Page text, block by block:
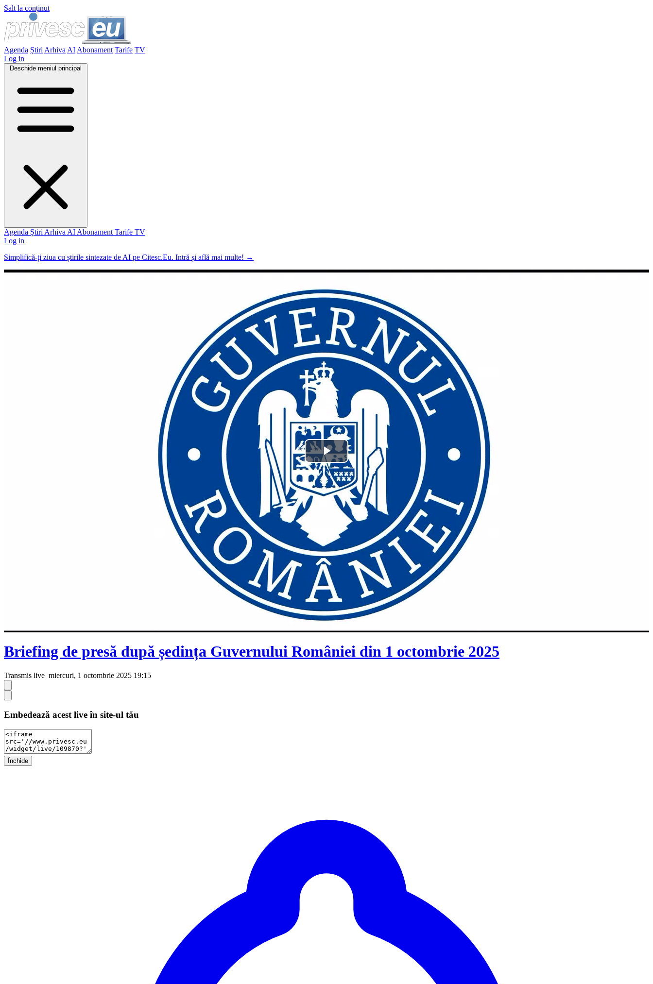
Salt la conținut
Agenda Știri Arhiva AI Abonament Tarife TV
Log in
Deschide meniul principal
Agenda Știri Arhiva AI Abonament Tarife TV
Log in
Simplifică-ți ziua cu știrile sintezate de AI pe Citesc.Eu. Intră și află mai multe! →
Play
Video
Briefing de presă după ședința Guvernului României din 1 octombrie 2025
Transmis live miercuri, 1 octombrie 2025 19:15
Embedează acest live în site-ul tău
Închide